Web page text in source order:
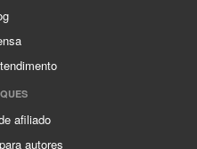
afiliado
autores